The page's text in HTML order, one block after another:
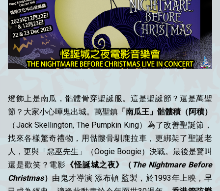
燈飾上是南瓜，骷髏骨穿聖誕服。這是聖誕節？還是萬聖
節？大家小心嘩鬼出城。萬聖鎮 「南瓜王」骷髏積（阿積）
（Jack Skellington, The Pumpkin King）為了改善聖誕節，
找來各樣驚奇禮物，用骷髏骨馴鹿拉車，更綁架了聖誕老
人，更與「惡巫先生」（Oogie Boogie）決戰。最後是驚叫
還是歡笑？電影 《怪誕城之夜》 （ The Nightmare Before
Christmas） 由鬼才導演 添布頓 監製，於1993年上映，早